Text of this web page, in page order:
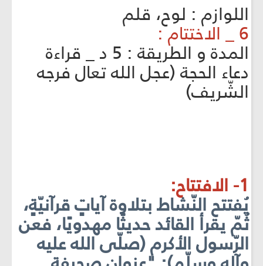
اللوازم : لوح، قلم
6 _ الاختتام :
المدة و الطريقة : 5 د _ قراءة
دعاء الحجة (عجل الله تعال فرجه
الشّريف)
1- الافتتاح:
يُفتتح النّشاط بتلاوة آياتٍ قرآنيّةٍ،
ثُمّ يقرأ القائد حديثًا مهدويًا، فعن
الرّسول الأكرم (صلّى الله عليه